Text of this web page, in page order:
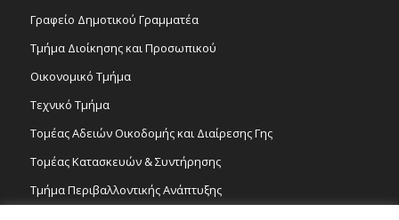
Γραφείο Δημοτικού Γραμματέα
Τμήμα Διοίκησης και Προσωπικού
Οικονομικό Τμήμα
Τεχνικό Τμήμα
Τομέας Αδειών Οικοδομής και Διαίρεσης Γης
Τομέας Κατασκευών & Συντήρησης
Τμήμα Περιβαλλοντικής Ανάπτυξης